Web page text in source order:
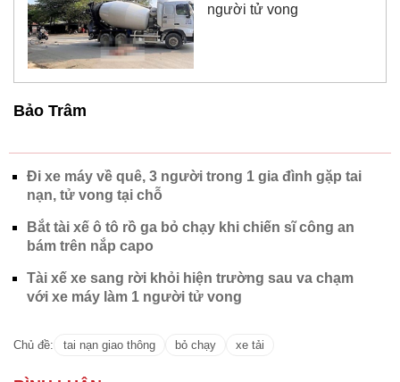
người tử vong
Bảo Trâm
Đi xe máy về quê, 3 người trong 1 gia đình gặp tai
nạn, tử vong tại chỗ
Bắt tài xế ô tô rồ ga bỏ chạy khi chiến sĩ công an
bám trên nắp capo
Tài xế xe sang rời khỏi hiện trường sau va chạm
với xe máy làm 1 người tử vong
Chủ đề: tai nạn giao thông bỏ chạy xe tải